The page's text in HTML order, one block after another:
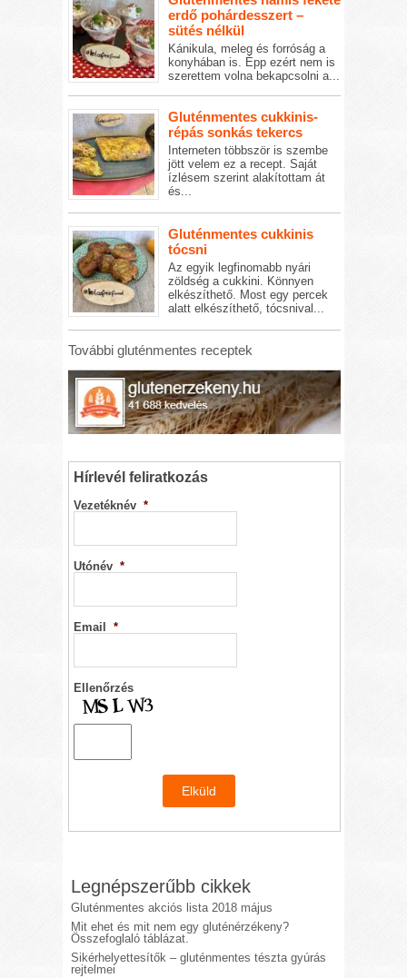
erdő pohárdesszert –
sütés nélkül
Kánikula, meleg és forróság a
konyhában is. Épp ezért nem is
szerettem volna bekapcsolni a...
Gluténmentes cukkinis-
répás sonkás tekercs
Interneten többször is szembe
jött velem ez a recept. Saját
ízlésem szerint alakítottam át
és...
Gluténmentes cukkinis
tócsni
Az egyik legfinomabb nyári
zöldség a cukkini. Könnyen
elkészíthető. Most egy percek
alatt elkészíthető, tócsnival...
További gluténmentes receptek
Hírlevél feliratkozás
Vezetéknév *
Utónév *
Email *
Ellenőrzés
Legnépszerűbb cikkek
Gluténmentes akciós lista 2018 május
Mit ehet és mit nem egy gluténérzékeny?
Összefoglaló táblázat.
Sikérhelyettesítők – gluténmentes tészta gyúrás
rejtelmei